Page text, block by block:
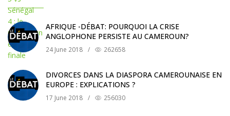
AFRIQUE -DÉBAT: POURQUOI LA CRISE
ANGLOPHONE PERSISTE AU CAMEROUN?
24 June 2018 / 262658
DIVORCES DANS LA DIASPORA CAMEROUNAISE EN
EUROPE : EXPLICATIONS ?
17 June 2018 / 256030